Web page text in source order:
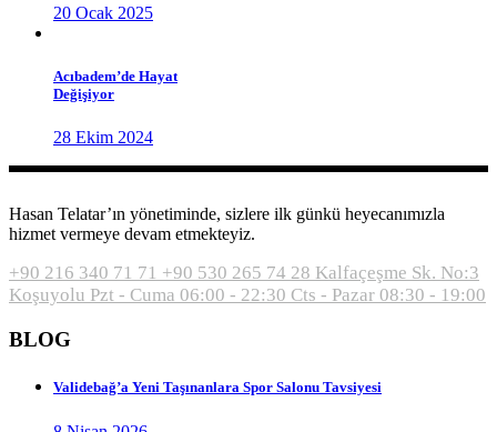
20 Ocak 2025
Acıbadem’de Hayat
Değişiyor
28 Ekim 2024
Hasan Telatar’ın yönetiminde, sizlere ilk günkü heyecanımızla
hizmet vermeye devam etmekteyiz.
+90 216 340 71 71 +90 530 265 74 28 Kalfaçeşme Sk. No:3
Koşuyolu Pzt - Cuma 06:00 - 22:30 Cts - Pazar 08:30 - 19:00
BLOG
Validebağ’a Yeni Taşınanlara Spor Salonu Tavsiyesi